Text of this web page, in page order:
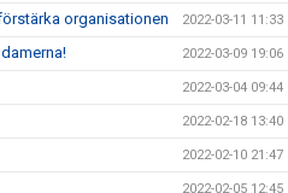
organisationen 2022-03-11 11:33
2022-03-09 19:06
2022-03-04 09:44
2022-02-18 13:40
2022-02-10 21:47
2022-02-05 12:45